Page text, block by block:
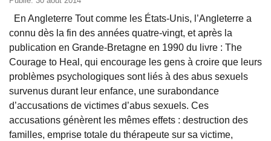
En Angleterre Tout comme les États-Unis, l’Angleterre a
connu dès la fin des années quatre-vingt, et après la
publication en Grande-Bretagne en 1990 du livre : The
Courage to Heal, qui encourage les gens à croire que leurs
problèmes psychologiques sont liés à des abus sexuels
survenus durant leur enfance, une surabondance
d’accusations de victimes d’abus sexuels. Ces
accusations génèrent les mêmes effets : destruction des
familles, emprise totale du thérapeute sur sa victime,